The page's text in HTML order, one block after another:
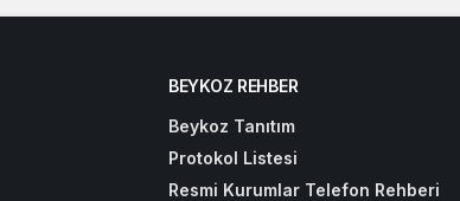
BEYKOZ REHBER
Beykoz Tanıtım
Protokol Listesi
Resmi Kurumlar Telefon Rehberi